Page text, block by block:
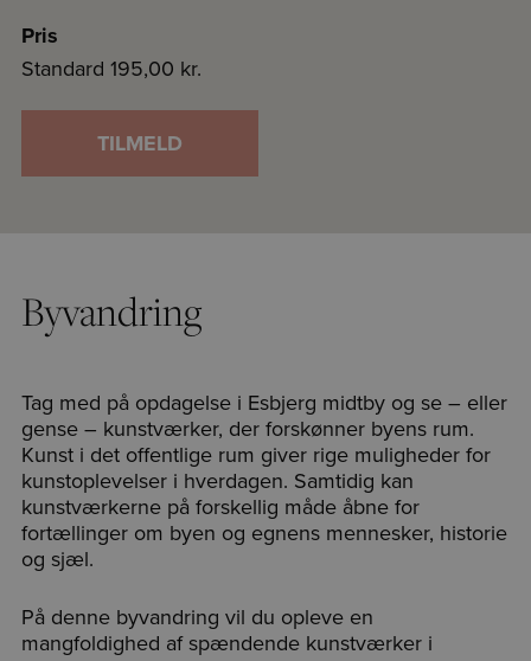
Pris
Standard 195,00 kr.
TILMELD
Byvandring
Tag med på opdagelse i Esbjerg midtby og se – eller
gense – kunstværker, der forskønner byens rum.
Kunst i det offentlige rum giver rige muligheder for
kunstoplevelser i hverdagen. Samtidig kan
kunstværkerne på forskellig måde åbne for
fortællinger om byen og egnens mennesker, historie
og sjæl.
På denne byvandring vil du opleve en
mangfoldighed af spændende kunstværker i